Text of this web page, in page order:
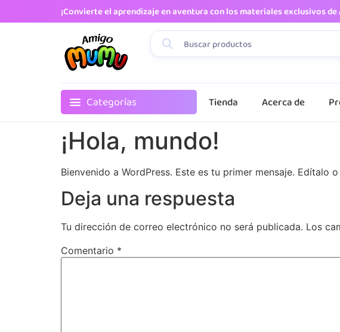
¡Convierte el aprendizaje en aventura con los materiales exclusivos de
Categorías Tienda Acerca de
¡Hola, mundo!
Bienvenido a WordPress. Este es tu primer mensaje. Edítalo
Deja una respuesta
Tu dirección de correo electrónico no será publicada. Los
Comentario *